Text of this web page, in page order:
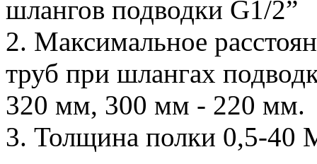
шлангов подводки G1/2”
2. Максимальное
труб при шлангах
320 мм, 300 мм - 220 мм.
3. Толщина полки 0,5-40